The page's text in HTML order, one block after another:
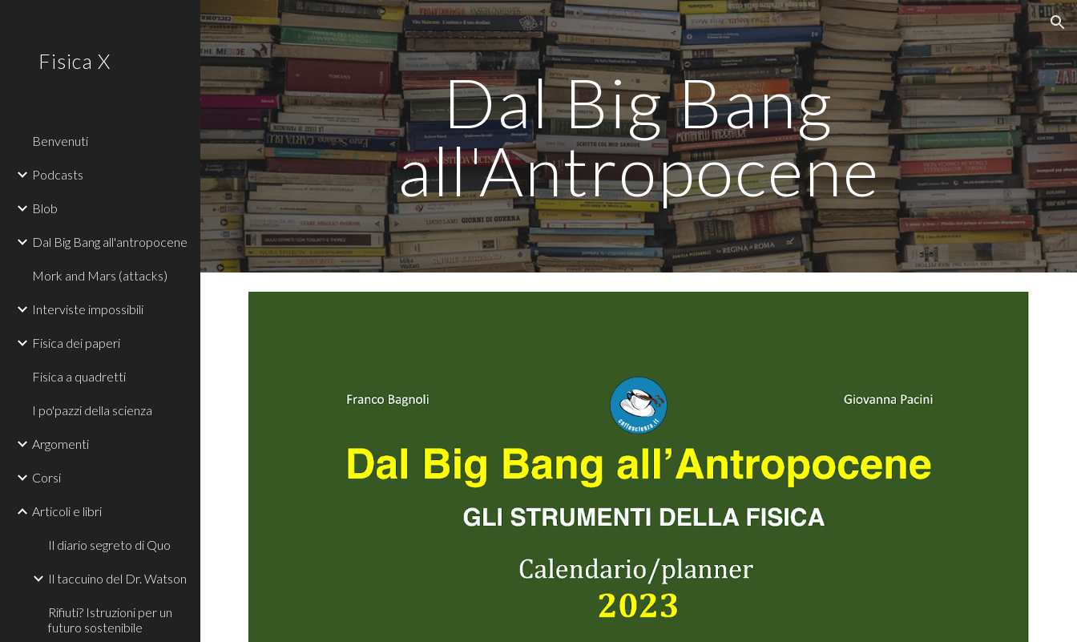
Skip to main content Skip to navigation
Fisica X
Benvenuti
Podcasts
Blob
Dal Big Bang all'antropocene
Mork and Mars (attacks)
Interviste impossibili
Fisica dei paperi
Fisica a quadretti
I po'pazzi della scienza
Argomenti
Corsi
Articoli e libri
Il diario segreto di Quo
Il taccuino del Dr. Watson
Rifiuti? Istruzioni per un
futuro sostenibile
Dal Big Bang
all'Antropocene